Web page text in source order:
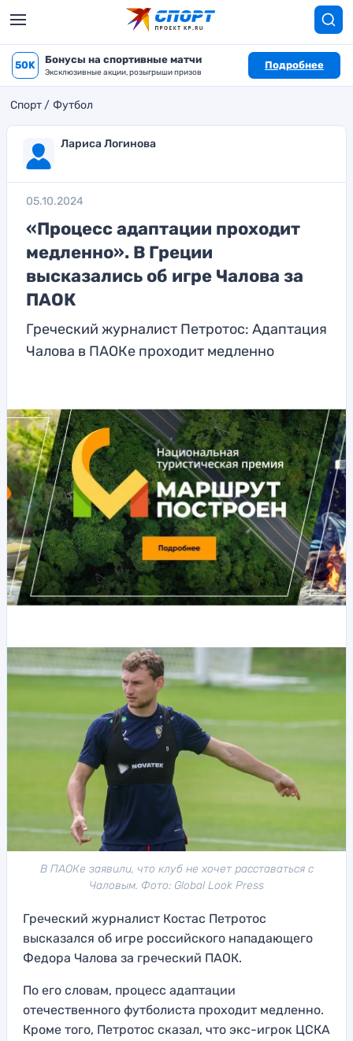
50K Бонусы на спортивные матчи
Эксклюзивные акции, розыгрыши призов
Подробнее
Спорт Футбол
Лариса Логинова
05.10.2024
«Процесс адаптации проходит
медленно». В Греции
высказались об игре Чалова за
ПАОК
Греческий журналист Петротос: Адаптация
Чалова в ПАОКе проходит медленно
В ПАОКе заявили, что клуб не хочет расставаться с
Чаловым. Фото: Global Look Press
Греческий журналист Костас Петротос
высказался об игре российского нападающего
Федора Чалова за греческий ПАОК.
По его словам, процесс адаптации
отечественного футболиста проходит медленно.
Кроме того, Петротос сказал, что экс-игрок ЦСКА